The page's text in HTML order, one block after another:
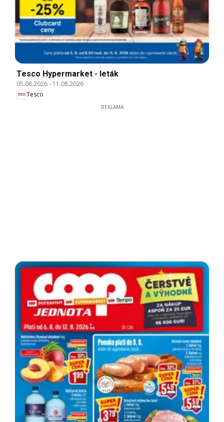
Tesco Hypermarket - leták
05.08.2026- 11.08.2026
Tesco
REKLAMA